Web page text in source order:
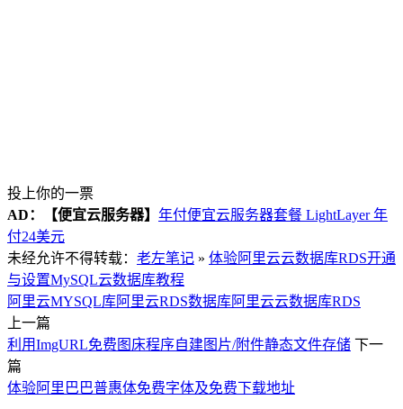
投上你的一票
AD：
【便宜云服务器】 年付便宜云服务器套餐 LightLayer 年
付24美元
未经允许不得转载： 老左笔记 » 体验阿里云云数据库RDS开通
与设置MySQL云数据库教程
阿里云MYSQL库阿里云RDS数据库阿里云云数据库RDS
上一篇
利用ImgURL免费图床程序自建图片/附件静态文件存储 下一
篇
体验阿里巴巴普惠体免费字体及免费下载地址